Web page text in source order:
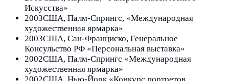
Искусства»
2003США, Палм-Спрингс, «Международная
художественная ярмарка»
2003США, Сан-Франциско, Генеральное
Консульство РФ «Персональная выставка»
2002США, Палм-Спрингс «Международная
художественная ярмарка»